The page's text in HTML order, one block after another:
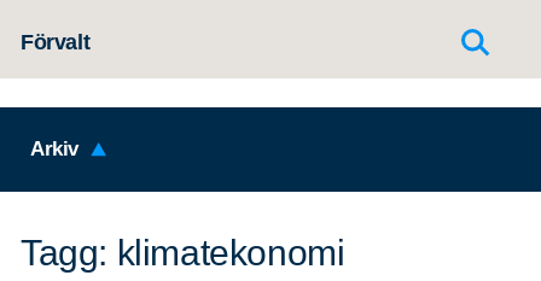
Förvalt
Arkiv
Tagg: klimatekonomi